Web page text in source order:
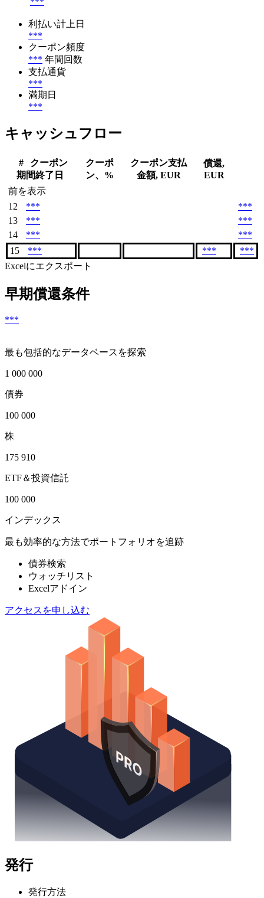
利払い計上日
***
クーポン頻度
*** 年間回数
支払通貨
***
満期日
***
キャッシュフロー
#
クーポン
期間終了日
クーポ
ン、%
クーポン支払
金額, EUR
償還,
EUR
前を表示
12
***
***
13
***
***
14
***
***
15
*** ***
***
Excelにエクスポート
早期償還条件
***
最も包括的なデータベースを探索
1 000 000
債券
100 000
株
175 910
ETF＆投資信託
100 000
インデックス
最も効率的な方法でポートフォリオを追跡
債券検索
ウォッチリスト
Excelアドイン
アクセスを申し込む
発行
発行方法